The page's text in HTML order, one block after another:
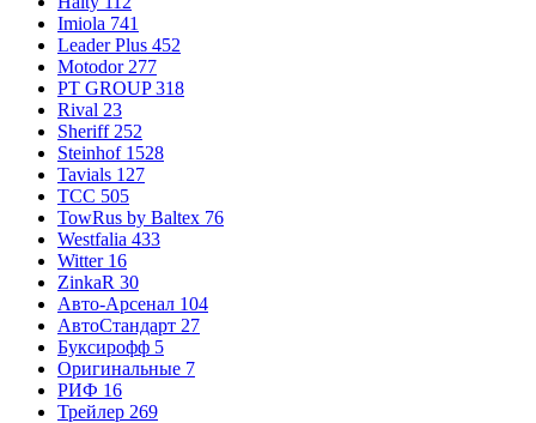
Imiola 741
Leader Plus 452
Motodor 277
PT GROUP 318
Rival 23
Sheriff 252
Steinhof 1528
Tavials 127
TCC 505
TowRus by Baltex 76
Westfalia 433
Witter 16
ZinkaR 30
Авто-Арсенал 104
АвтоСтандарт 27
Буксирофф 5
Оригинальные 7
РИФ 16
Трейлер 269